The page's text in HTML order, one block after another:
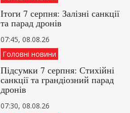
Ітоги 7 серпня: Залізні санкції
та парад дронів
07:45, 08.08.26
Головні новини
Підсумки 7 серпня: Стихійні
санкції та грандіозний парад
дронів
07:30, 08.08.26